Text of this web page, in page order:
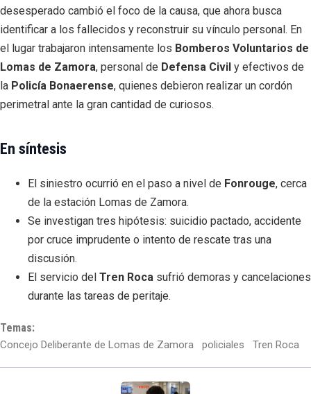
desesperado cambió el foco de la causa, que ahora busca
identificar a los fallecidos y reconstruir su vínculo personal. En
el lugar trabajaron intensamente los Bomberos Voluntarios de
Lomas de Zamora, personal de Defensa Civil y efectivos de
la Policía Bonaerense, quienes debieron realizar un cordón
perimetral ante la gran cantidad de curiosos.
En síntesis
El siniestro ocurrió en el paso a nivel de Fonrouge, cerca
de la estación Lomas de Zamora.
Se investigan tres hipótesis: suicidio pactado, accidente
por cruce imprudente o intento de rescate tras una
discusión.
El servicio del Tren Roca sufrió demoras y cancelaciones
durante las tareas de peritaje.
Temas:
Concejo Deliberante de Lomas de Zamora policiales Tren Roca